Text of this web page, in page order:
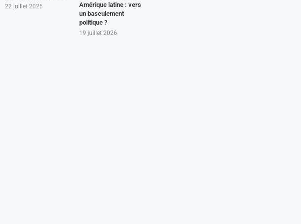
22 juillet 2026
Amérique latine : vers
un basculement
politique ?
19 juillet 2026